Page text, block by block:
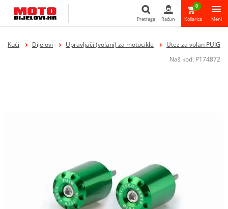
Pretraga
Pretraga Račun
0
Košarica Meni
Kući Dijelovi Upravljači (volani) za motocikle
Utez za volan PUIG
Naš kod: P174872